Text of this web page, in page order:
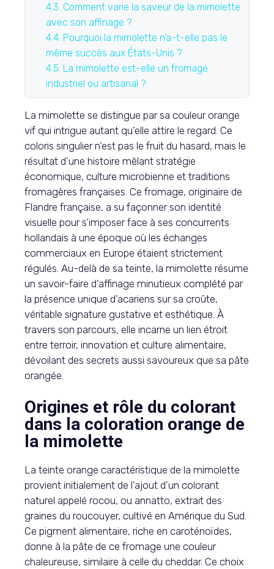
4.3. Comment varie la saveur de la mimolette
avec son affinage ?
4.4. Pourquoi la mimolette n’a-t-elle pas le
même succès aux États-Unis ?
4.5. La mimolette est-elle un fromage
industriel ou artisanal ?
La mimolette se distingue par sa couleur orange
vif qui intrigue autant qu’elle attire le regard. Ce
coloris singulier n’est pas le fruit du hasard, mais le
résultat d’une histoire mêlant stratégie
économique, culture microbienne et traditions
fromagères françaises. Ce fromage, originaire de
Flandre française, a su façonner son identité
visuelle pour s’imposer face à ses concurrents
hollandais à une époque où les échanges
commerciaux en Europe étaient strictement
régulés. Au-delà de sa teinte, la mimolette résume
un savoir-faire d’affinage minutieux complété par
la présence unique d’acariens sur sa croûte,
véritable signature gustative et esthétique. À
travers son parcours, elle incarne un lien étroit
entre terroir, innovation et culture alimentaire,
dévoilant des secrets aussi savoureux que sa pâte
orangée.
Origines et rôle du colorant
dans la coloration orange de
la mimolette
La teinte orange caractéristique de la mimolette
provient initialement de l’ajout d’un colorant
naturel appelé rocou, ou annatto, extrait des
graines du roucouyer, cultivé en Amérique du Sud.
Ce pigment alimentaire, riche en caroténoïdes,
donne à la pâte de ce fromage une couleur
chaleureuse, similaire à celle du cheddar. Ce choix